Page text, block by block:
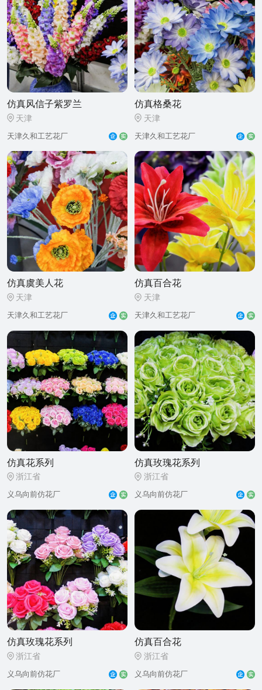
仿真风信子紫罗兰
天津
天津久和工艺花厂
仿真格桑花
天津
天津久和工艺花厂
仿真虞美人花
天津
天津久和工艺花厂
仿真百合花
天津
天津久和工艺花厂
仿真花系列
浙江省
义乌向前仿花厂
仿真玫瑰花系列
浙江省
义乌向前仿花厂
仿真玫瑰花系列
浙江省
义乌向前仿花厂
仿真百合花
浙江省
义乌向前仿花厂